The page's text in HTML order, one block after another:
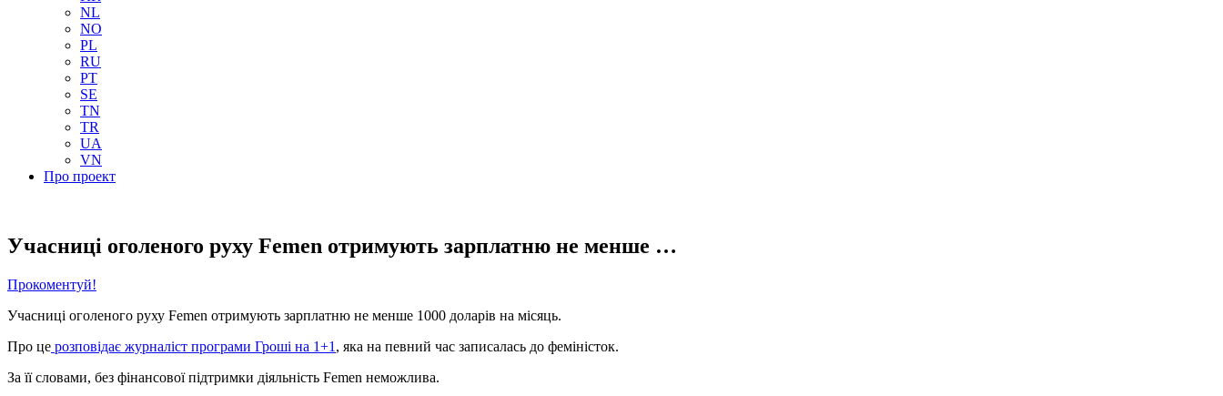
NL
NO
PL
RU
PT
SE
TN
TR
UA
VN
Про проект
Учасниці оголеного руху Femen отримують зарплатню не менше …
Прокоментуй!
Учасниці оголеного руху Femen отримують зарплатню не менше 1000 доларів на місяць.
Про це розповідає журналіст програми Гроші на 1+1 , яка на певний час записалась до феміністок.
За її словами, без фінансової підтримки діяльність Femen неможлива.